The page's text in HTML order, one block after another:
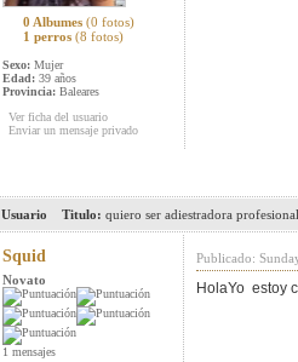
0 Albumes (0 fotos)
1 perros (8 fotos)
Sexo: Mujer
Edad: 39 años
Provincia: Baleares
Ver ficha del usuario
Enviar un mensaje privado
Usuario Titulo: quiero ser adiestradora
Squid
Novato
1 mensajes
Publicado:
HolaYo estoy